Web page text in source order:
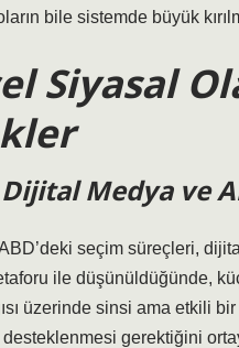
bile sistemde büyük
Siyasal
Dijital Medya ve
seçim süreçleri,
ile düşünüldüğünde,
üzerinde sinsi ama etkili bir
desteklenmesi gerektiğini